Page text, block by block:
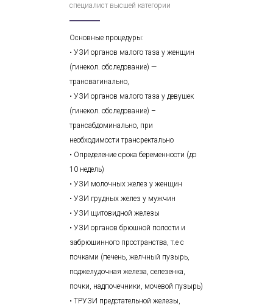
специалист высшей категории
Основные процедуры:
• УЗИ органов малого таза у женщин
(гинекол. обследование) —
трансвагинально,
• УЗИ органов малого таза у девушек
(гинекол. обследование) –
трансабдоминально, при
необходимости трансректально
• Определение срока беременности (до
10 недель)
• УЗИ молочных желез у женщин
• УЗИ грудных желез у мужчин
• УЗИ щитовидной железы
• УЗИ органов брюшной полости и
забрюшинного пространства, т.е с
почками (печень, желчный пузырь,
поджелудочная железа, селезенка,
почки, надпочечники, мочевой пузырь)
• ТРУЗИ предстательной железы,